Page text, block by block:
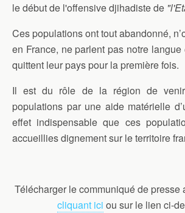
le début de l'offensive djihadiste de
Ces populations ont tout abandonné,
en France, ne parlent pas notre
quittent leur pays pour la première fois.
Il est du rôle de la région de
populations par une aide matérielle
effet indispensable que ces
accueillies dignement sur le territoire
Télécharger le communiqué de presse
cliquant ici ou sur le lien ci-